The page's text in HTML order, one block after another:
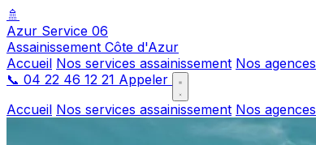
🚿
Azur Service 06
Assainissement Côte d'Azur
Accueil Nos services assainissement Nos agences
📞 04 22 46 12 21 Appeler
Accueil Nos services assainissement Nos agences